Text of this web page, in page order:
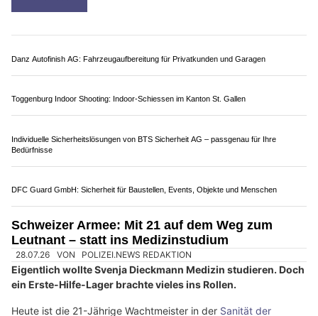
schweren Waldbrände.
voraussichtlich zwei Super Puma Helikopter mit ihren Crews für
einen Löscheinsatz zur Verfügung. Die Unterstützung wird
(DEZA) des Eidgenössischen Departements für auswärtige
(VBS) koordiniert.
Danz Autofinish AG: Fahrzeugaufbereitung für Privatkunden und Garagen